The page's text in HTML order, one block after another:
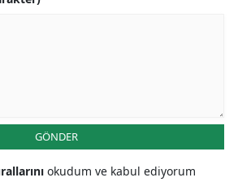
GÖNDER
okudum ve kabul ediyorum